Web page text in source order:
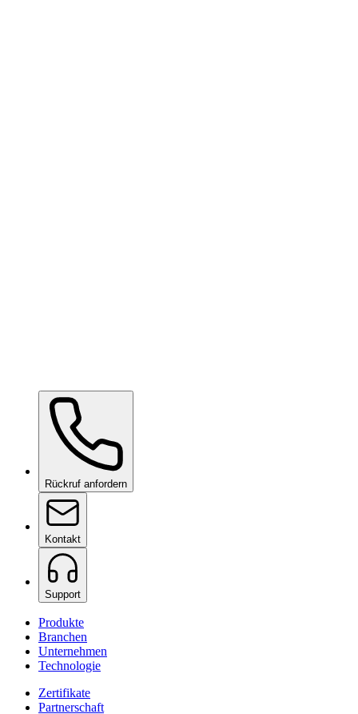
Ceramic Pro Shampooauf Anfrage
Rückruf anfordern
Kontakt
Support
Produkte
Branchen
Unternehmen
Technologie
Zertifikate
Partnerschaft